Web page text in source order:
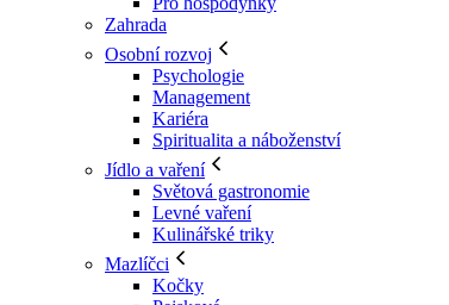
Zahrada
Osobní rozvoj
Psychologie
Management
Kariéra
Spiritualita a náboženství
Jídlo a vaření
Světová gastronomie
Levné vaření
Kulinářské triky
Mazlíčci
Kočky